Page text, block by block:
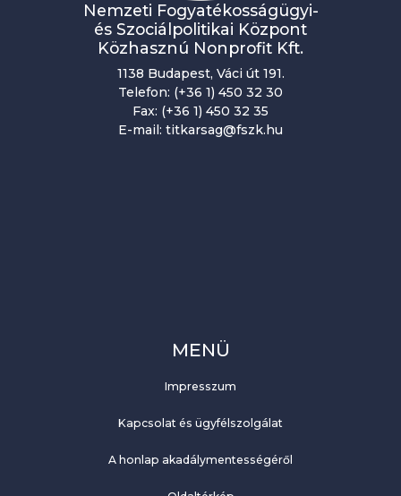
Nemzeti Fogyatékosságügyi-
és Szociálpolitikai Központ
Közhasznú Nonprofit Kft.
1138 Budapest, Váci út 191.
Telefon: (+36 1) 450 32 30
Fax: (+36 1) 450 32 35
E-mail: titkarsag@fszk.hu
MENÜ
Impresszum
Kapcsolat és ügyfélszolgálat
A honlap akadálymentességéről